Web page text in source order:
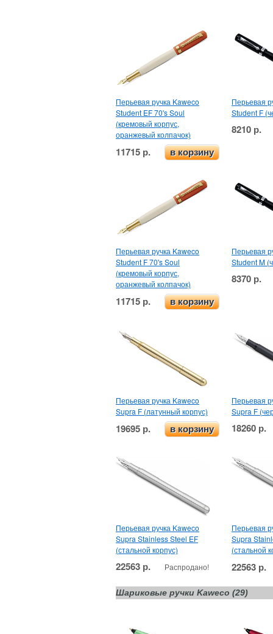
Перьевая ручка Kaweco
Student EF 70's Soul
(кремовый корпус,
оранжевый колпачок)
11715 р. в корзину
Перьевая
Student F
8210 р.
Перьевая ручка Kaweco
Student F 70's Soul
(кремовый корпус,
оранжевый колпачок)
11715 р. в корзину
Перьевая
Student M
8370 р.
Перьевая ручка Kaweco
Supra F (латунный корпус)
19695 р. в корзину
Перьевая
Supra F
18260 р.
Перьевая ручка Kaweco
Supra Stainless Steel EF
(стальной корпус)
22563 р. Распродано!
Перьевая
Supra
(стальной
22563 р.
Шариковые ручки Kaweco (29)